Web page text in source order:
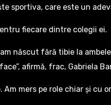
sportiva, care este un
fiecare dintre colegii ei.
născut fără tibie la
afirmă, frac, Gabriela
mers pe role chiar și